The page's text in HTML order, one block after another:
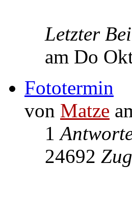
Letzter
am Do
Fototermin
von Matze
1
24692